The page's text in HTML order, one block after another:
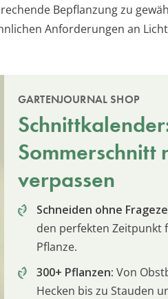
Bepflanzung zu
Anforderungen an
GARTENJOURNAL SHOP
Sommerschnitt
verpassen
Schneiden ohne
den perfekten Zeitpunkt
Pflanze.
300+ Pflanzen: Von
Hecken bis zu Stauden